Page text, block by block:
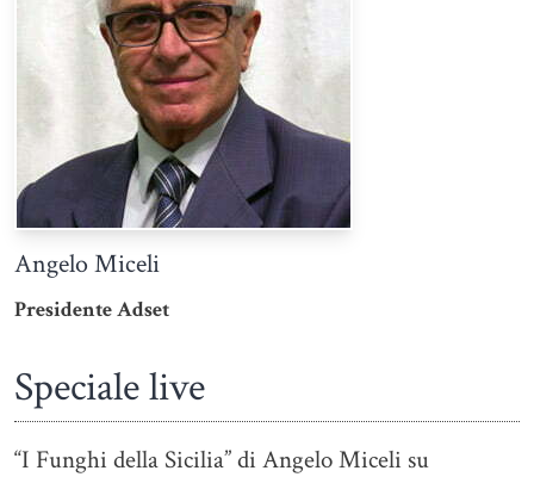
Angelo Miceli
Presidente Adset
Speciale live
“I Funghi della Sicilia” di Angelo Miceli su